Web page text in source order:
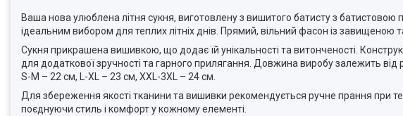
Ваша нова улюблена літня сукня, виготовлену з вишитого батисту з батистовою
ідеальним вибором для теплих літніх днів. Прямий, вільний фасон із
Сукня прикрашена вишивкою, що додає їй унікальності та витонченості.
для додаткової зручності та гарного прилягання. Довжина виробу залежить
S-M – 22 см, L-XL – 23 см, XXL-3XL – 24 см.
Для збереження якості тканини та вишивки рекомендується ручне прання при
поєднуючи стиль і комфорт у кожному елементі.